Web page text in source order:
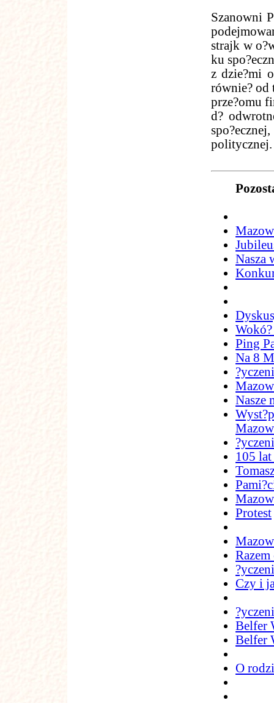
Szanowni
strajk w
ku
z dzie?mi
równie? od
prze?omu
d?
politycznej.
Nasza
Ping
Na 8
Nasze
105
Protest
Czy i
Belfer
Belfer
O